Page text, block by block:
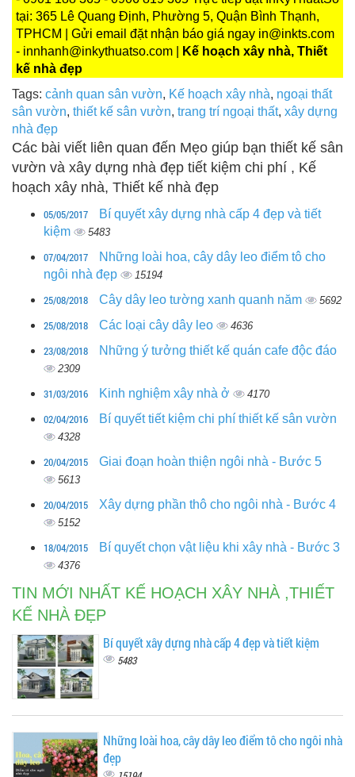
tại: 365 Lê Quang Định, Phường 5, Quận Bình Thạnh,
TPHCM | Gửi email đặt nhận báo giá ngay in@inkts.com
- innhanh@inkythuatso.com |
Kế hoạch xây nhà, Thiết
kế nhà đẹp
Tags: cảnh quan sân vườn, Kế hoạch xây nhà, ngoại thất
sân vườn, thiết kế sân vườn, trang trí ngoại thất, xây dựng
nhà đẹp
Các bài viết liên quan đến Mẹo giúp bạn thiết kế sân
vườn và xây dựng nhà đẹp tiết kiệm chi phí , Kế
hoạch xây nhà, Thiết kế nhà đẹp
05/05/2017
Bí quyết xây dựng nhà cấp 4 đẹp và tiết
kiệm
5483
07/04/2017
Những loài hoa, cây dây leo điểm tô cho
ngôi nhà đẹp
15194
25/08/2018 Cây dây leo tường xanh quanh năm 5692
25/08/2018 Các loại cây dây leo 4636
23/08/2018 Những ý tưởng thiết kế quán cafe độc đáo
2309
31/03/2016 Kinh nghiệm xây nhà ở 4170
02/04/2016 Bí quyết tiết kiệm chi phí thiết kế sân vườn
4328
20/04/2015 Giai đoạn hoàn thiện ngôi nhà - Bước 5
5613
20/04/2015 Xây dựng phần thô cho ngôi nhà - Bước 4
5152
18/04/2015 Bí quyết chọn vật liệu khi xây nhà - Bước 3
4376
TIN MỚI NHẤT KẾ HOẠCH XÂY NHÀ ,THIẾT
KẾ NHÀ ĐẸP
Bí quyết xây dựng nhà cấp 4 đẹp và tiết kiệm
5483
Những loài hoa, cây dây leo điểm tô cho ngôi nhà
đẹp